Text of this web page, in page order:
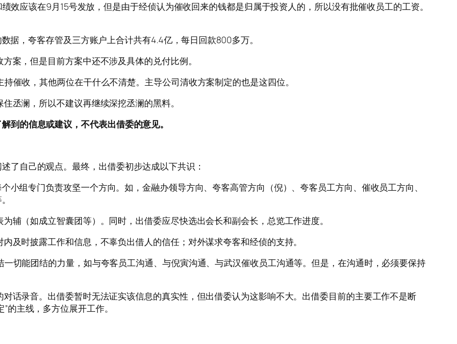
效应该在9月15号发放，但是由于经侦认为催收回来的钱都是归属于投资人的，所以没有批催收员工的工资。
据，夸客存管及三方账户上合计共有4.4亿，每日回款800多万。
案，但是目前方案中还不涉及具体的兑付比例。
催收，其他两位在干什么不清楚。主导公司清收方案制定的也是这四位。
丞澜，所以不建议再继续深挖丞澜的黑料。
到的信息或建议，不代表出借委的意见。
了自己的观点。最终，出借委初步达成以下共识：
小组专门负责攻坚一个方向。如，金融办领导方向、夸客高管方向（倪）、夸客员工方向、催收员工方向、
辅（如成立智囊团等）。同时，出借委应尽快选出会长和副会长，总览工作进度。
及时披露工作和信息，不辜负出借人的信任；对外谋求夸客和经侦的支持。
切能团结的力量，如与夸客员工沟通、与倪寅沟通、与武汉催收员工沟通等。但是，在沟通时，必须要保持
话录音。出借委暂时无法证实该信息的真实性，但出借委认为这影响不大。出借委目前的主要工作不是断
的主线，多方位展开工作。